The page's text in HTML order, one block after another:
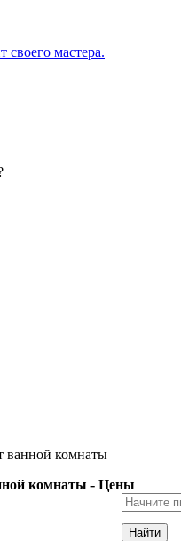
ванной комнаты
комнаты - Цены
Найти